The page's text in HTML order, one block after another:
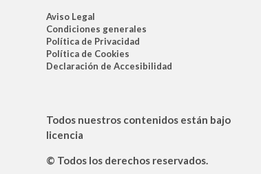
Aviso Legal
Condiciones generales
Política de Privacidad
Política de Cookies
Declaración de Accesibilidad
Todos nuestros contenidos están bajo
licencia
© Todos los derechos reservados.